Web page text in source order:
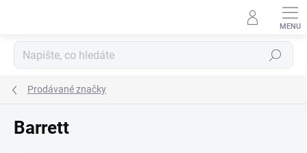
Hledat
Prodávané značky
Barrett